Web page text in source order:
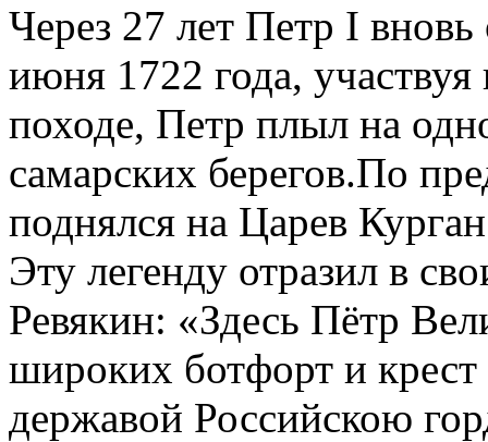
Через 27 лет Петр I вновь
июня 1722 года, участвуя
походе, Петр плыл на
самарских берегов.По
поднялся на Царев
Эту легенду отразил в
Ревякин: «Здесь Пётр
широких ботфорт и
державой Российскою